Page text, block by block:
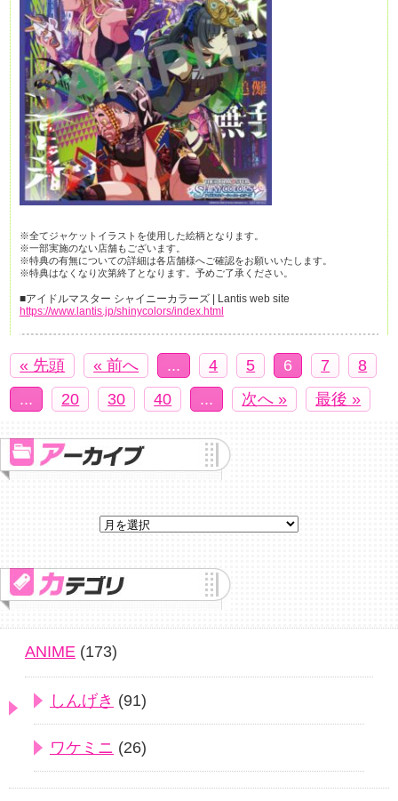
※全てジャケットイラストを使用した絵柄となります。
※一部実施のない店舗もございます。
※特典の有無についての詳細は各店舗様へご確認をお願いいたします。
※特典はなくなり次第終了となります。予めご了承ください。
■アイドルマスター シャイニーカラーズ | Lantis web site
https://www.lantis.jp/shinycolors/index.html
« 先頭 « 前へ ... 4 5 6 7
8
...
20 30 40 ... 次へ » 最後 »
ANIME (173)
しんげき (91)
ワケミニ (26)